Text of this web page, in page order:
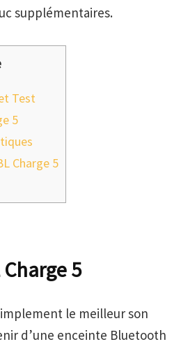
supplémentaires.
Test
5
Charge 5
5
le meilleur son
d’une enceinte Bluetooth